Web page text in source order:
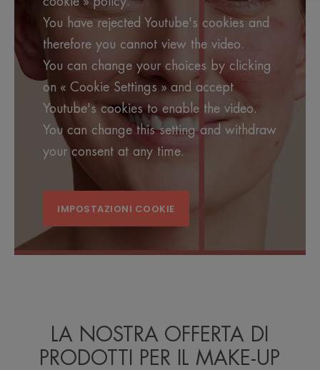
You have rejected Youtube's cookies and
therefore you cannot view the video.
You can change your choices by clicking
on « Cookie Settings » and accept
Youtube's cookies to enable the video.
You can change this setting and withdraw
your consent at any time.
IMPOSTAZIONI COOKIE
LA NOSTRA OFFERTA DI
PRODOTTI PER IL MAKE-UP